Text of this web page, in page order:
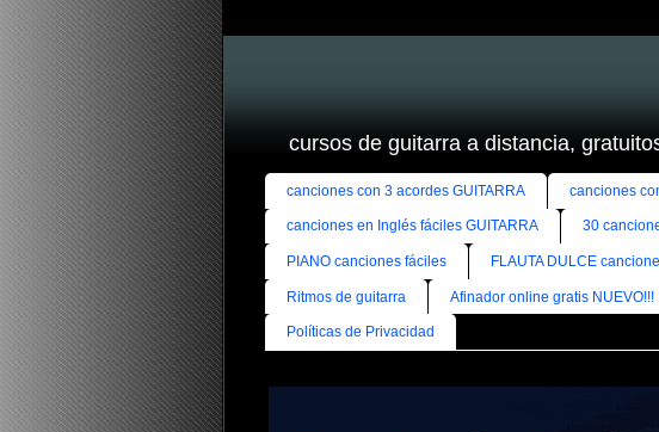
cursos de guitarra a distancia,
canciones con 3 acordes GUITARRA canciones
canciones en Inglés fáciles GUITARRA 30
PIANO canciones fáciles FLAUTA DULCE
Ritmos de guitarra Afinador online gratis NUEVO!!!
Políticas de Privacidad